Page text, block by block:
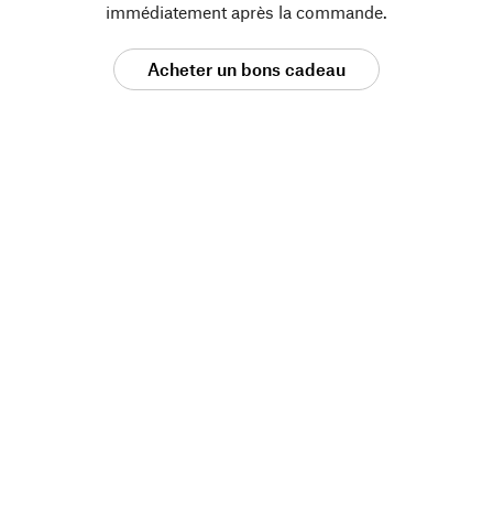
immédiatement après la commande.
Acheter un bons cadeau